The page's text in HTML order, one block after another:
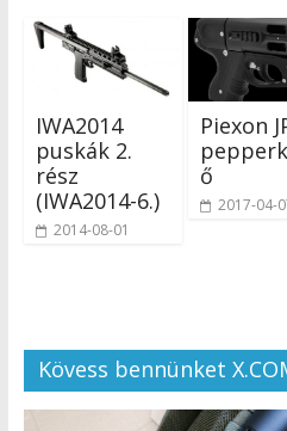
IWA2014
puskák 2.
rész
(IWA2014-6.)
2014-08-01
Piexon
ő
2017-04-
Kövess bennünket